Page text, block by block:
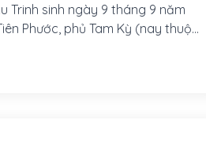
Trinh sinh ngày 9 tháng 9 năm
Phước, phủ Tam Kỳ (nay thuộc